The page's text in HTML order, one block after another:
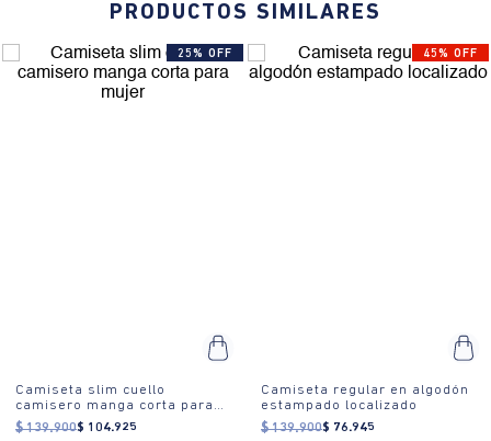
PRODUCTOS SIMILARES
25% OFF
Camiseta slim cuello
camisero manga corta para
mujer
$ 139.900$ 104.925
45% OFF
Camiseta regular en algodón
estampado localizado
$ 139.900$ 76.945